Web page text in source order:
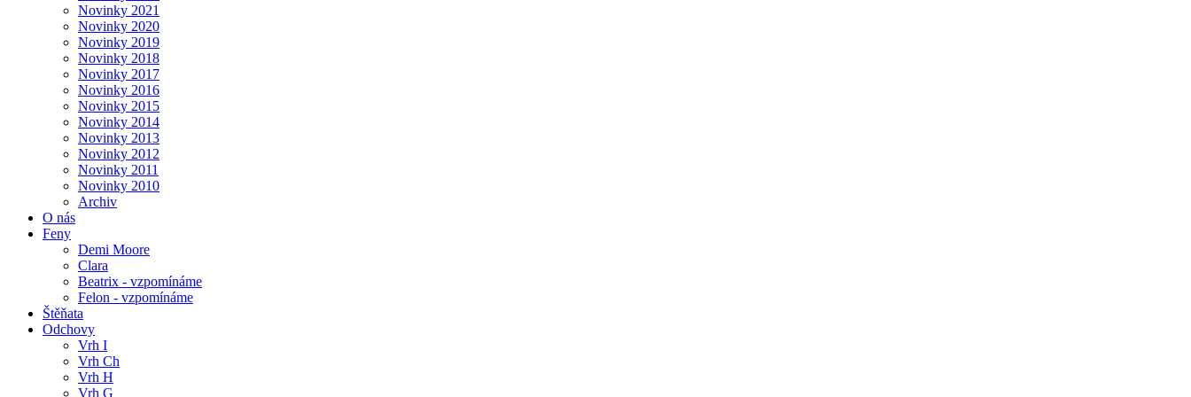
Novinky 2021
Novinky 2020
Novinky 2019
Novinky 2018
Novinky 2017
Novinky 2016
Novinky 2015
Novinky 2014
Novinky 2013
Novinky 2012
Novinky 2011
Novinky 2010
Archiv
O nás
Feny
Demi Moore
Clara
Beatrix - vzpomínáme
Felon - vzpomínáme
Štěňata
Odchovy
Vrh I
Vrh Ch
Vrh H
Vrh G